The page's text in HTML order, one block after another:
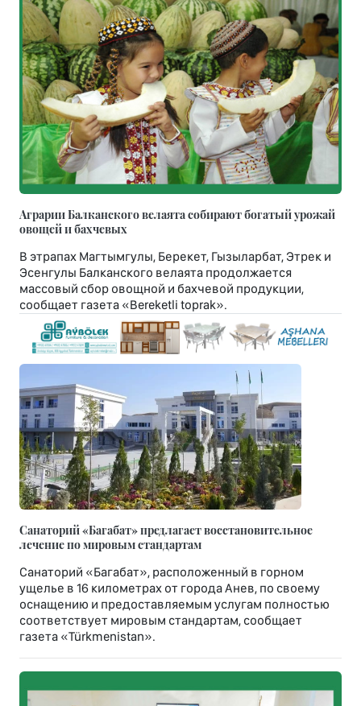
Аграрии Балканского велаята собирают богатый урожай
овощей и бахчевых
В этрапах Магтымгулы, Берекет, Гызыларбат, Этрек и
Эсенгулы Балканского велаята продолжается
массовый сбор овощной и бахчевой продукции,
сообщает газета «Bereketli toprak».
Санаторий «Багабат» предлагает восстановительное
лечение по мировым стандартам
Санаторий «Багабат», расположенный в горном
ущелье в 16 километрах от города Анев, по своему
оснащению и предоставляемым услугам полностью
соответствует мировым стандартам, сообщает
газета «Türkmenistan».